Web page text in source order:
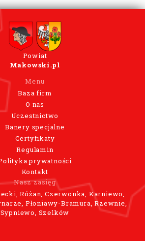
Powiat
Makowski.pl
Menu
Baza firm
O nas
Uczestnictwo
Banery specjalne
Certyfikaty
Regulamin
prywatności
Kontakt
Nasz zasięg
Różan, Czerwonka, Karniewo,
Płoniawy-Bramura, Rzewnie,
Sypniewo, Szelków